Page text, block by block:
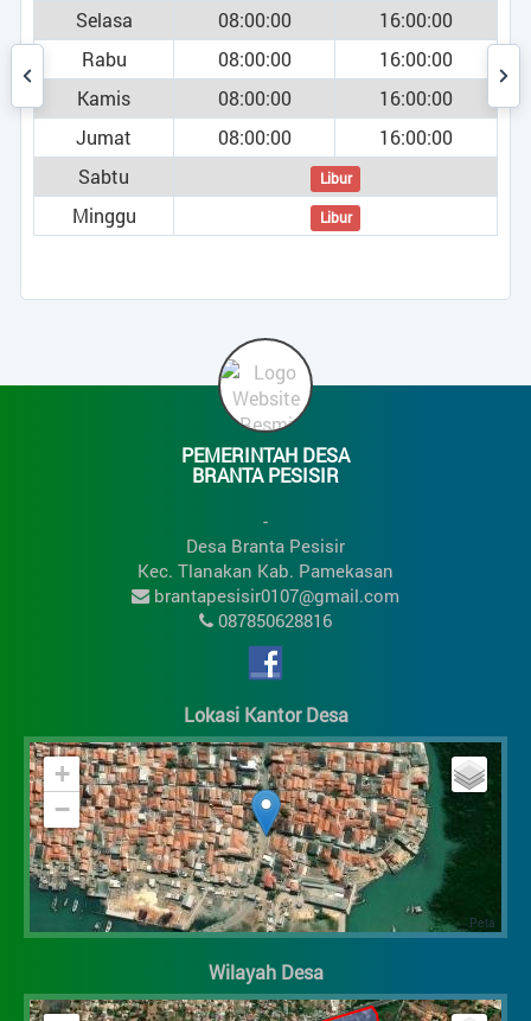
Selasa
08:00:00
16:00:00
Rabu
08:00:00
16:00:00
Kamis
08:00:00
16:00:00
Jumat
08:00:00
16:00:00
Sabtu
Libur
Minggu Libur
PEMERINTAH DESA
BRANTA PESISIR
-
Desa Branta Pesisir
Kec. Tlanakan Kab. Pamekasan
brantapesisir0107@gmail.com
087850628816
Lokasi Kantor Desa
+
−
Wilayah Desa